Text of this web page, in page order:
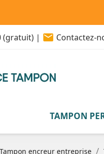
(gratuit) | email Contactez-
TAMPON
Tampon encreur entreprise